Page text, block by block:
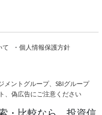
て ・ 個人情報保護方針
メントグループ、SBIグループ
、偽広告にご注意ください